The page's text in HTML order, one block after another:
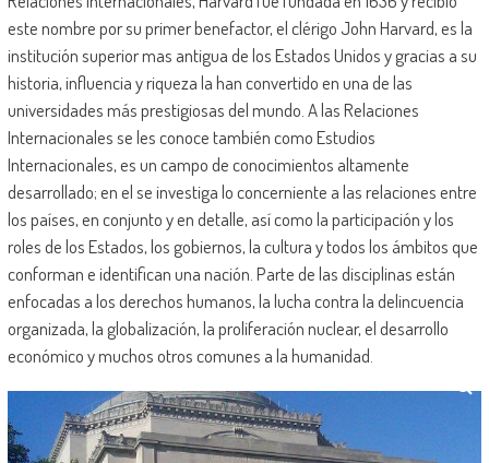
este nombre por su primer benefactor, el clérigo John Harvard, es la
institución superior mas antigua de los Estados Unidos y gracias a su
historia, influencia y riqueza la han convertido en una de las
universidades más prestigiosas del mundo. A las Relaciones
Internacionales se les conoce también como Estudios
Internacionales, es un campo de conocimientos altamente
desarrollado; en el se investiga lo concerniente a las relaciones entre
los países, en conjunto y en detalle, así como la participación y los
roles de los Estados, los gobiernos, la cultura y todos los ámbitos que
conforman e identifican una nación. Parte de las disciplinas están
enfocadas a los derechos humanos, la lucha contra la delincuencia
organizada, la globalización, la proliferación nuclear, el desarrollo
económico y muchos otros comunes a la humanidad.